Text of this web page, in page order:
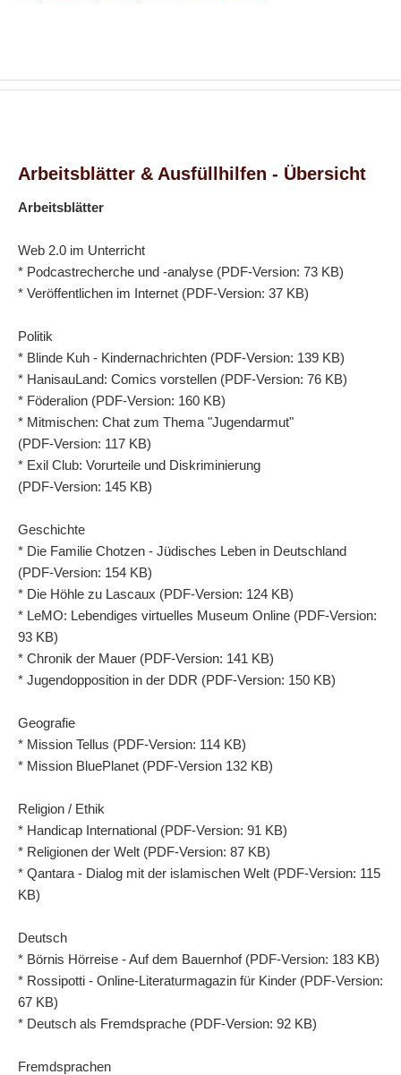
Arbeitsblätter & Ausfüllhilfen - Übersicht
Arbeitsblätter
Web 2.0 im Unterricht
* Podcastrecherche und -analyse (PDF-Version: 73 KB)
* Veröffentlichen im Internet (PDF-Version: 37 KB)
Politik
* Blinde Kuh - Kindernachrichten (PDF-Version: 139 KB)
* HanisauLand: Comics vorstellen (PDF-Version: 76 KB)
* Föderalion (PDF-Version: 160 KB)
* Mitmischen: Chat zum Thema "Jugendarmut"
(PDF-Version: 117 KB)
* Exil Club: Vorurteile und Diskriminierung
(PDF-Version: 145 KB)
Geschichte
* Die Familie Chotzen - Jüdisches Leben in Deutschland
(PDF-Version: 154 KB)
* Die Höhle zu Lascaux (PDF-Version: 124 KB)
* LeMO: Lebendiges virtuelles Museum Online (PDF-Version:
93 KB)
* Chronik der Mauer (PDF-Version: 141 KB)
* Jugendopposition in der DDR (PDF-Version: 150 KB)
Geografie
* Mission Tellus (PDF-Version: 114 KB)
* Mission BluePlanet (PDF-Version 132 KB)
Religion / Ethik
* Handicap International (PDF-Version: 91 KB)
* Religionen der Welt (PDF-Version: 87 KB)
* Qantara - Dialog mit der islamischen Welt (PDF-Version: 115
KB)
Deutsch
* Börnis Hörreise - Auf dem Bauernhof (PDF-Version: 183 KB)
* Rossipotti - Online-Literaturmagazin für Kinder (PDF-Version:
67 KB)
* Deutsch als Fremdsprache (PDF-Version: 92 KB)
Fremdsprachen